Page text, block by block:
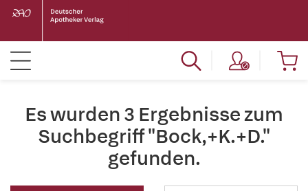
Es wurden 3 Ergebnisse zum
Suchbegriff "Bock,+K.+D."
gefunden.